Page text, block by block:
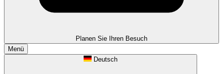
Planen Sie Ihren Besuch
Menü
Deutsch